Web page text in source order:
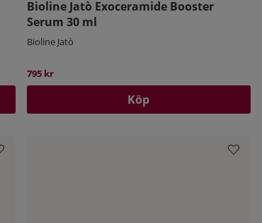
Bioline Jatò Exoceramide Booster
Serum 30 ml
Bioline Jatò
795 kr
Köp